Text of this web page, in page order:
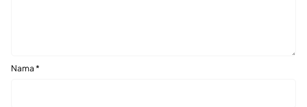
Nama *